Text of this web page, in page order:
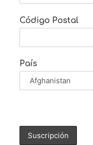
Código Postal
País